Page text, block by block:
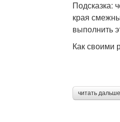
Подсказка:
края
выполнить
Как своими
читать